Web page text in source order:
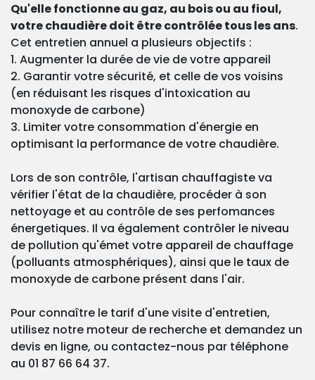
Qu'elle fonctionne au gaz, au bois ou au fioul,
votre chaudière doit être contrôlée tous les ans.
Cet entretien annuel a plusieurs objectifs :
1. Augmenter la durée de vie de votre appareil
2. Garantir votre sécurité, et celle de vos voisins
(en réduisant les risques d'intoxication au
monoxyde de carbone)
3. Limiter votre consommation d'énergie en
optimisant la performance de votre chaudière.
Lors de son contrôle, l'artisan chauffagiste va
vérifier l'état de la chaudière, procéder à son
nettoyage et au contrôle de ses perfomances
énergetiques. Il va également contrôler le niveau
de pollution qu'émet votre appareil de chauffage
(polluants atmosphériques), ainsi que le taux de
monoxyde de carbone présent dans l'air.
Pour connaître le tarif d'une visite d'entretien,
utilisez notre moteur de recherche et demandez un
devis en ligne, ou contactez-nous par téléphone
au 01 87 66 64 37.